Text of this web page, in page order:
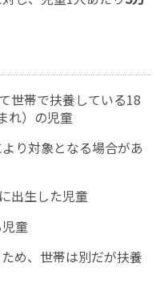
世帯で扶養している18
れ）の児童
り対象となる場合があ
出生した児童
童
め、世帯は別だが扶養